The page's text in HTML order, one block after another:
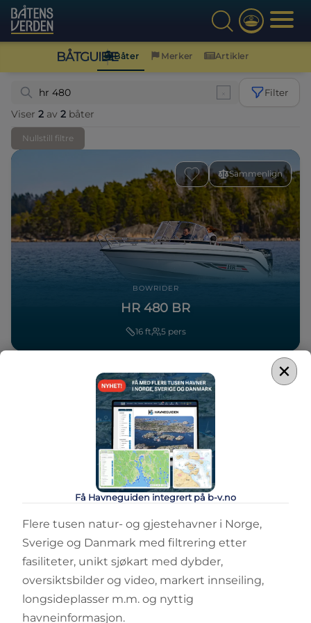
BÅTGUIDEBåter Merker Artikler
Filter
Viser 2 av 2 båter
Nullstill filtre
Sammenlign
BOWRIDER
HR 480 BR
16 ft 5 pers
SKJÆRGÅRDSJEEP
HR 480 SC
16 ft 5 pers
×
Få Havneguiden integrert på b-v.no
Flere tusen natur- og gjestehavner i Norge,
Sverige og Danmark med filtrering etter
fasiliteter, unikt sjøkart med dybder,
oversiktsbilder og video, markert innseiling,
longsideplasser m.m. og nyttig
havneinformasjon.